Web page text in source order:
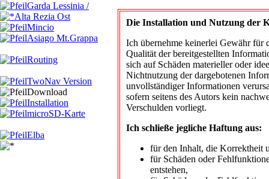
Garda Lessinia /
Alta Rezia Ost
Mincio
Asiago Mt.Grappa
Routing
TwoNav Version
Download
Installation
microSD-Karte
Elba
Die Installation und Nutzung der
Ich übernehme keinerlei Gewähr
Qualität der bereitgestellten
sich auf Schäden materieller oder
Nichtnutzung der dargebotenen
unvollständiger Informationen
sofern seitens des Autors kein
Verschulden vorliegt.
Ich schließe jegliche Haftung aus:
für den Inhalt, die Korrektheit
für Schäden oder
entstehen,